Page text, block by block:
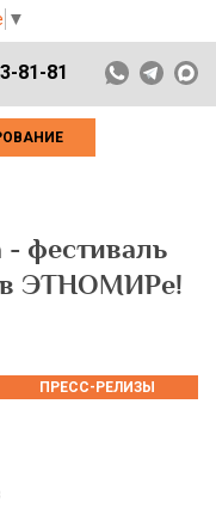
▼
81-81
фестиваль
в ЭТНОМИРе!
ПРЕСС-РЕЛИЗЫ